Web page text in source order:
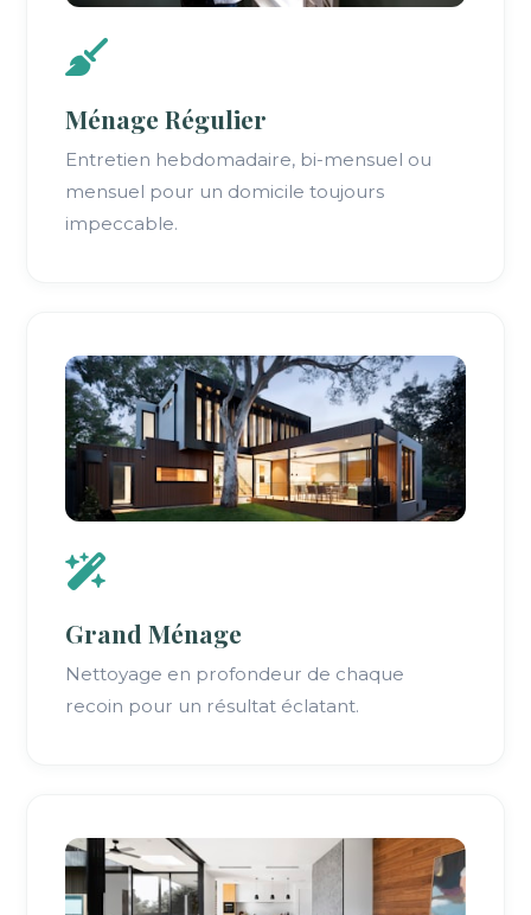
Ménage Régulier
Entretien hebdomadaire, bi-mensuel ou
mensuel pour un domicile toujours
impeccable.
Grand Ménage
Nettoyage en profondeur de chaque
recoin pour un résultat éclatant.